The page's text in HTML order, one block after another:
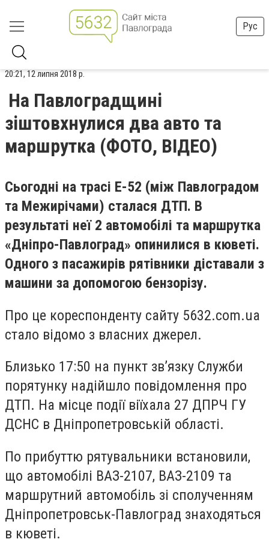
Рус
20:21, 12 липня 2018 р.
На Павлоградщині
зіштовхнулися два авто та
маршрутка (ФОТО, ВІДЕО)
Сьогодні на трасі Е-52 (між Павлоградом
та Межирічами) сталася ДТП. В
результаті неї 2 автомобілі та маршрутка
«Дніпро-Павлоград» опинилися в кюветі.
Одного з пасажирів рятівники діставали з
машини за допомогою бензорізу.
Про це кореспонденту сайту 5632.com.ua
стало відомо з власних джерел.
Близько 17:50 на пункт зв’язку Служби
порятунку надійшло повідомлення про
ДТП. На місце події віїхала 27 ДПРЧ ГУ
ДСНС в Дніпропетровській області.
По прибуттю рятувальники встановили,
що автомобілі ВАЗ-2107, ВАЗ-2109 та
маршрутний автомобіль зі сполученням
Дніпропетровськ-Павлоград знаходяться
в кюветі.